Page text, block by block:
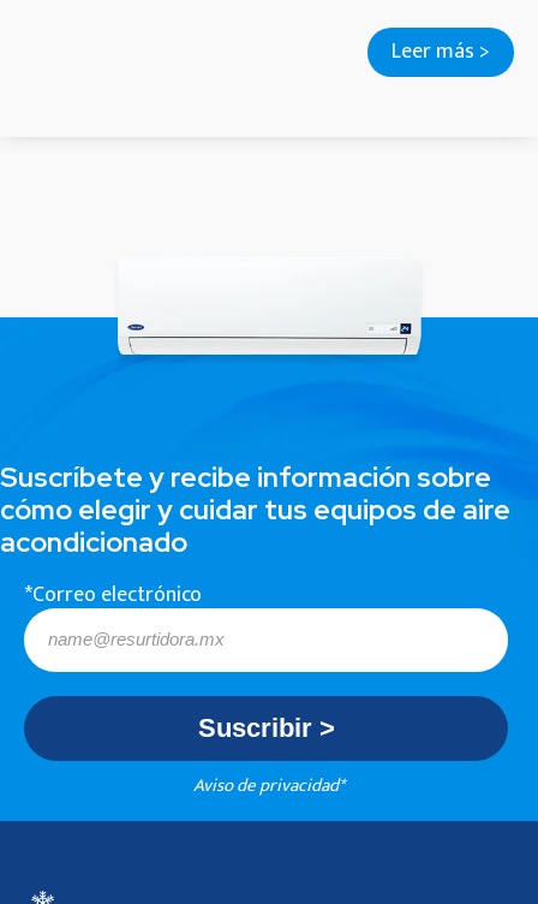
Leer más >
Suscríbete y recibe información sobre
cómo elegir y cuidar tus equipos de aire
acondicionado
*Correo electrónico
Aviso de privacidad*